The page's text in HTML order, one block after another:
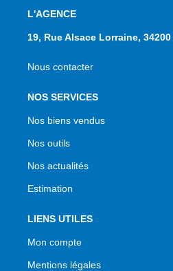
L'AGENCE
19, Rue Alsace Lorraine, 34200
Nous contacter
NOS SERVICES
Nos biens vendus
Nos outils
Nos actualités
Estimation
LIENS UTILES
Mon compte
Mentions légales